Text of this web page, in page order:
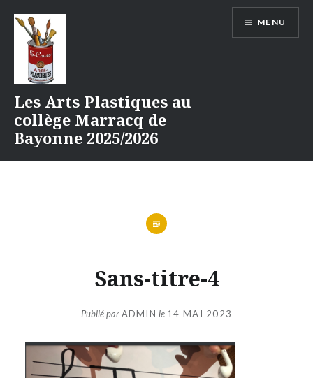
contenu
Les Arts Plastiques au
collège Marracq de
Bayonne 2025/2026
MENU
Sans-titre-4
Publié parADMIN le 14 MAI 2023